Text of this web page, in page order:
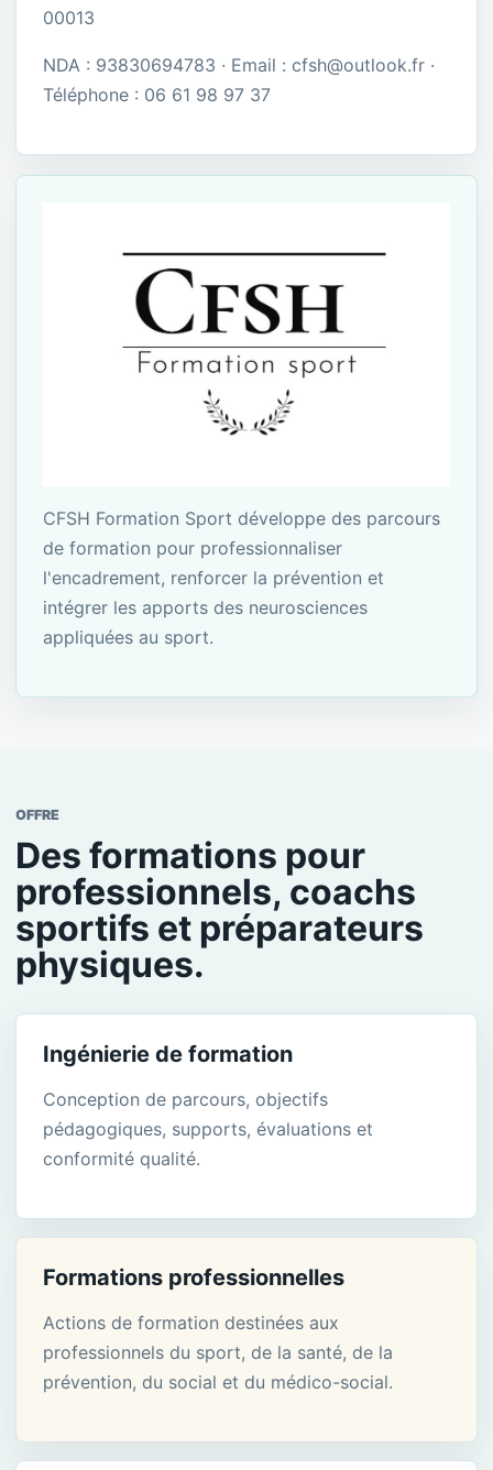
00013
NDA : 93830694783 · Email : cfsh@outlook.fr ·
Téléphone : 06 61 98 97 37
CFSH Formation Sport développe des parcours
de formation pour professionnaliser
l'encadrement, renforcer la prévention et
intégrer les apports des neurosciences
appliquées au sport.
OFFRE
Des formations pour
professionnels, coachs
sportifs et préparateurs
physiques.
Ingénierie de formation
Conception de parcours, objectifs
pédagogiques, supports, évaluations et
conformité qualité.
Formations professionnelles
Actions de formation destinées aux
professionnels du sport, de la santé, de la
prévention, du social et du médico-social.